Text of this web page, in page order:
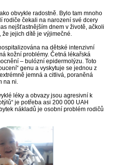
obvykle radostně. Bylo tam mnoho
rodiče čekali na narození své dcery
nejšťastnějším dnem v životě, ačkoli
jejich dítě je výjimečné.
na dětské intenzivní
kožní problémy. Četná lékařská
– bulózní epidermolýzu. Toto
genu a vyskytuje se jednou z
jemná a citlivá, poraněná
na ni.
léky a obvazy jsou agresivní k
je potřeba asi 200 000 UAH
nákladů je osobní problém rodičů